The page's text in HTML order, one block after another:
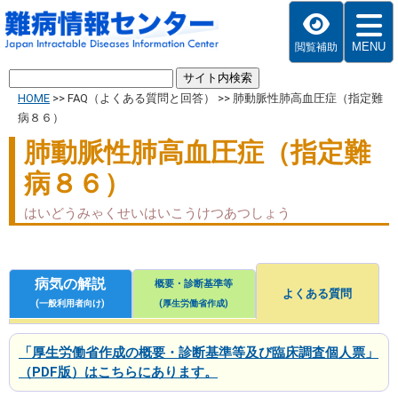
閲覧補助 MENU
HOME >> FAQ（よくある質問と回答） >> 肺動脈性肺高血圧症（指定難
病８６）
肺動脈性肺高血圧症（指定難
病８６）
はいどうみゃくせいはいこうけつあつしょう
病気の解説
(一般利用者向け)
概要・診断基準等
(厚生労働省作成)
よくある質問
「厚生労働省作成の概要・診断基準等及び臨床調査個人票」
（PDF版）はこちらにあります。